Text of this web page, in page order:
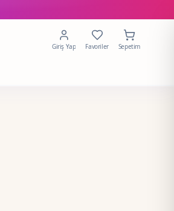
Giriş Yap Favoriler Sepetim